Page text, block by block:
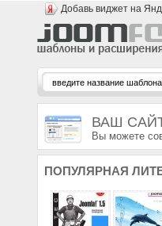
Добавь виджет на
ВАШ САЙТ
Вы можете
ПОПУЛЯРНАЯ